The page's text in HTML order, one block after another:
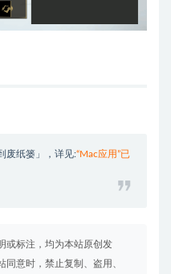
废纸篓」，详见:“Mac应用”已
或标注，均为本站原创发
意时，禁止复制、盗用、